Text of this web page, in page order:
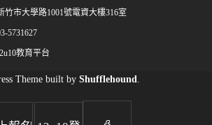
竹市大學路1001號電資大樓316室
5731627
教育平台
Theme built by Shufflehound.